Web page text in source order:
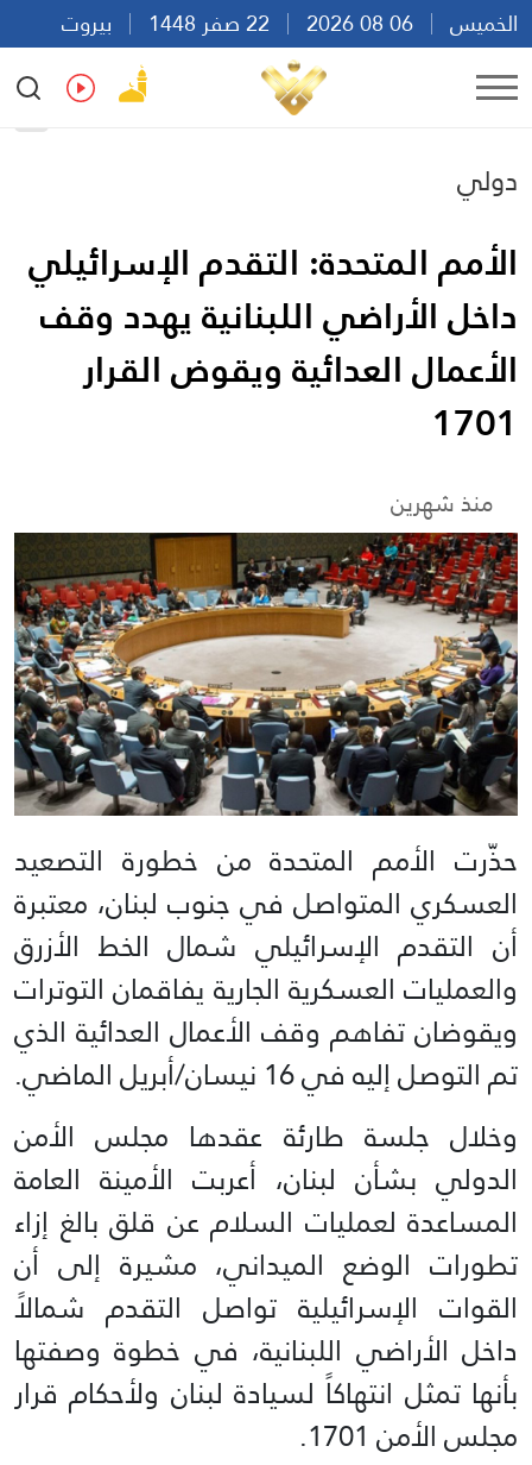
الخميس
بيروت
10:32
Ar
دولي
الأمم المتحدة: التقدم الإسرائيلي
داخل الأراضي اللبنانية يهدد وقف
الأعمال العدائية ويقوض القرار
1701
منذ شهرين
حذّرت الأمم المتحدة من خطورة التصعيد
العسكري المتواصل في جنوب لبنان، معتبرة
أن التقدم الإسرائيلي شمال الخط الأزرق
والعمليات العسكرية الجارية يفاقمان التوترات
ويقوضان تفاهم وقف الأعمال العدائية الذي
تم التوصل إليه في 16 نيسان/أبريل الماضي.
وخلال جلسة طارئة عقدها مجلس الأمن
الدولي بشأن لبنان، أعربت الأمينة العامة
المساعدة لعمليات السلام عن قلق بالغ إزاء
تطورات الوضع الميداني، مشيرة إلى أن
القوات الإسرائيلية تواصل التقدم شمالاً
داخل الأراضي اللبنانية، في خطوة وصفتها
بأنها تمثل انتهاكاً لسيادة لبنان ولأحكام قرار
مجلس الأمن 1701.